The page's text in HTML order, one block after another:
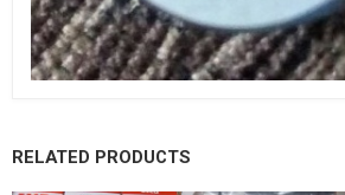
RELATED PRODUCTS